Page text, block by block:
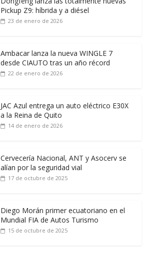
Pickup Z9: híbrida y a diésel
23 de enero de 2026
Ambacar lanza la nueva WINGLE 7
desde CIAUTO tras un año récord
22 de enero de 2026
JAC Azul entrega un auto eléctrico E30X
a la Reina de Quito
14 de enero de 2026
Cervecería Nacional, ANT y Asocerv se
alían por la seguridad vial
17 de octubre de 2025
Diego Morán primer ecuatoriano en el
Mundial FIA de Autos Turismo
15 de octubre de 2025